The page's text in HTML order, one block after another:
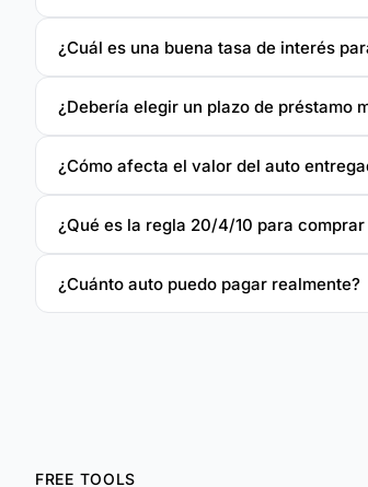
¿Cuál es una buena tasa de interés
¿Debería elegir un plazo de préstamo
¿Cómo afecta el valor del auto
¿Qué es la regla 20/4/10 para comprar
¿Cuánto auto puedo pagar realmente?
FREE TOOLS